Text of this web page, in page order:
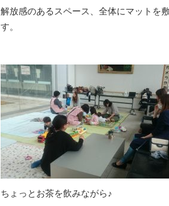
解放感のあるスペース、全体にマットを
す。
ちょっとお茶を飲みながら♪